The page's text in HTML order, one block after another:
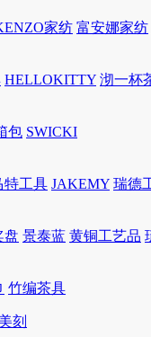
家纺 富安娜家纺
HELLOKITTY 沏一杯
包 SWICKI
特工具 JAKEMY 瑞德
盘 景泰蓝 黄铜工艺品
竹编茶具
刻